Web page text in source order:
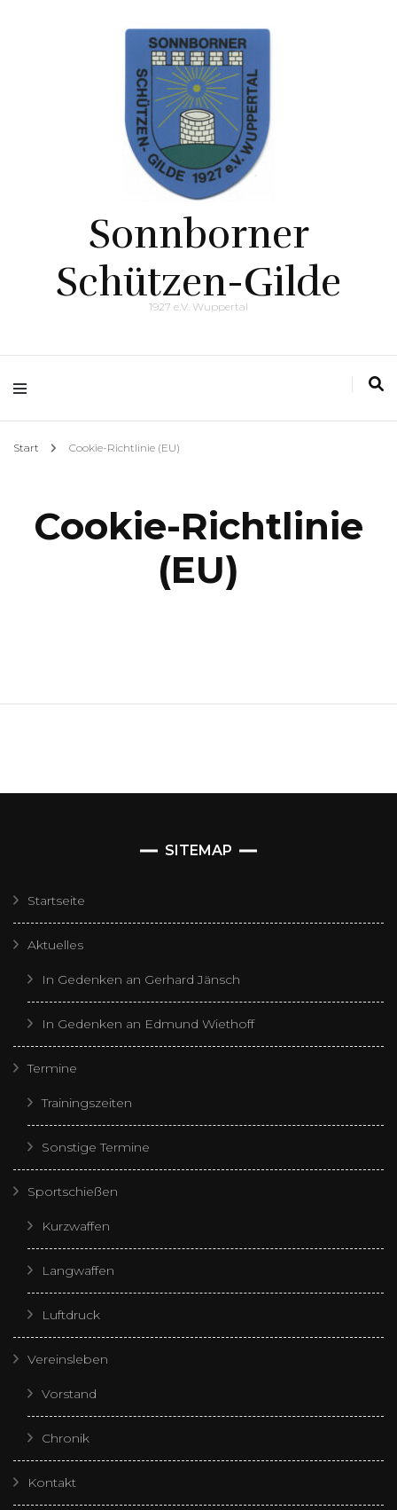
Sonnborner
Schützen-Gilde
1927 e.V. Wuppertal
Start Cookie-Richtlinie (EU)
Cookie-Richtlinie
(EU)
SITEMAP
Startseite
Aktuelles
In Gedenken an Gerhard Jänsch
In Gedenken an Edmund Wiethoff
Termine
Trainingszeiten
Sonstige Termine
Sportschießen
Kurzwaffen
Langwaffen
Luftdruck
Vereinsleben
Vorstand
Chronik
Kontakt